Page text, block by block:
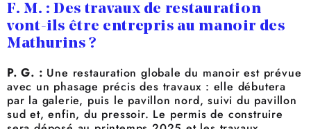
F. M. : Des travaux de restauration
vont-ils être entrepris au manoir des
Mathurins ?
P. G. : Une restauration globale du manoir est prévue
avec un phasage précis des travaux : elle débutera
par la galerie, puis le pavillon nord, suivi du pavillon
sud et, enfin, du pressoir. Le permis de construire